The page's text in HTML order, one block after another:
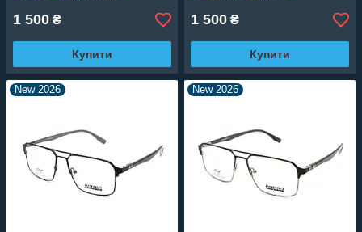
1 500 ₴
Купити
1 500 ₴
Купити
New 2026 New 2026